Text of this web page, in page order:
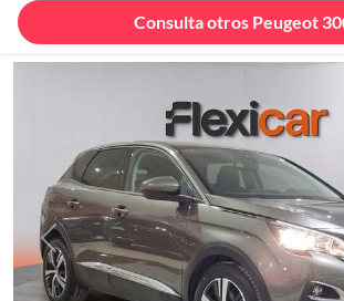
Consulta otros Peugeot
Anterior